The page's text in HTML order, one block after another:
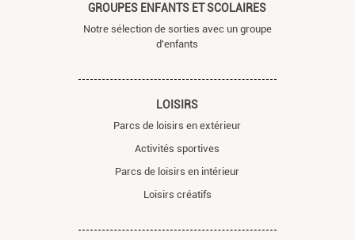
GROUPES ENFANTS ET SCOLAIRES
Notre sélection de sorties avec un groupe
d'enfants
LOISIRS
Parcs de loisirs en extérieur
Activités sportives
Parcs de loisirs en intérieur
Loisirs créatifs